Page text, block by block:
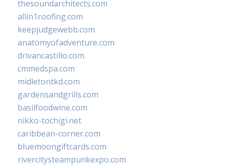
thesoundarchitects.com
allin1roofing.com
keepjudgewebb.com
anatomyofadventure.com
drivancastillo.com
cmmedspa.com
midletontkd.com
gardensandgrills.com
basilfoodwine.com
nikko-tochigi.net
caribbean-corner.com
bluemoongiftcards.com
rivercitysteampunkexpo.com